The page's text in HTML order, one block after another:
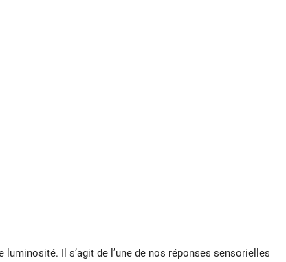
Il s’agit de l’une de nos réponses sensorielles